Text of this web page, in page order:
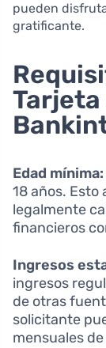
pueden
gratificante.
Tarjeta
Edad mínima:
18 años. Esto
legalmente
financieros
Ingresos
ingresos
de otras
solicitante
mensuales